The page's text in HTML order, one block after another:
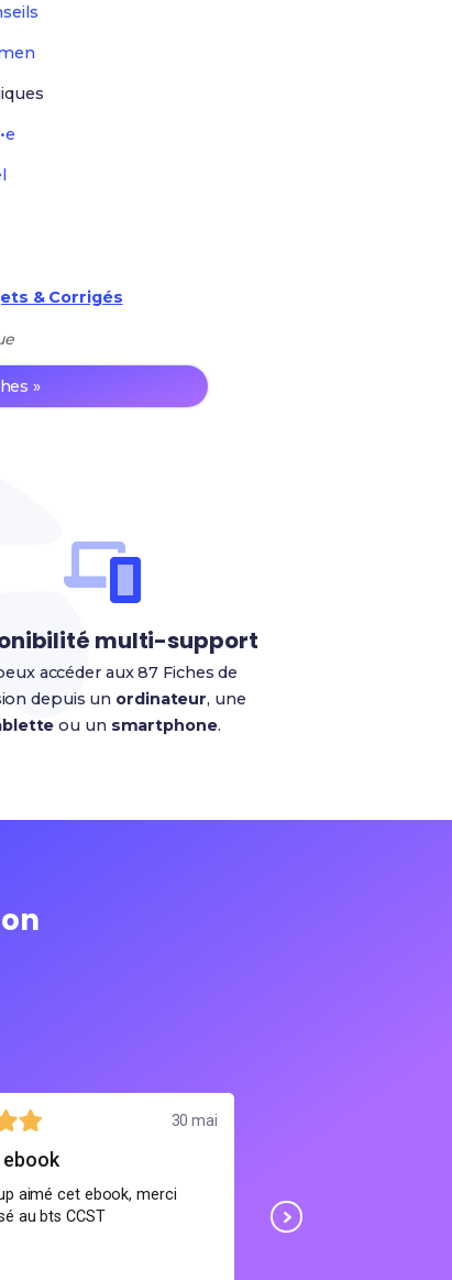
& Corrigés
»
multi-support
accéder aux 87 Fiches de
depuis un ordinateur, une
ou un smartphone.
30 mai
ebook
aimé cet ebook, merci
au bts CCST
cours en presentiel